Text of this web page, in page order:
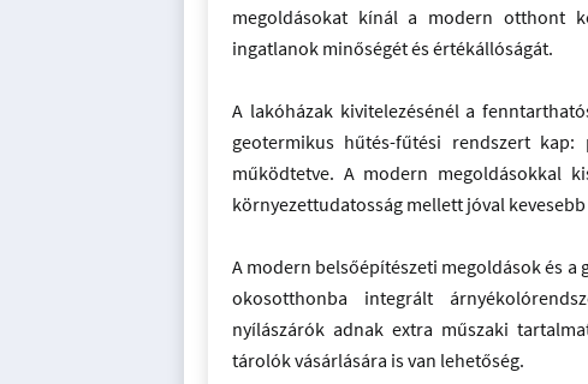
megoldásokat kínál a modern otthont
ingatlanok minőségét és értékállóságát.
A lakóházak kivitelezésénél a
geotermikus hűtés-fűtési rendszert
működtetve. A modern megoldásokkal
környezettudatosság mellett jóval
A modern belsőépítészeti megoldások és
okosotthonba integrált
nyílászárók adnak extra műszaki
tárolók vásárlására is van lehetőség.